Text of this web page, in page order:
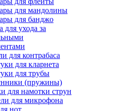
для мандолины
для банджо
для ухода за
для контрабаса
для кларнета
для трубы
(пружины)
для намотки струн
для микрофона
нот